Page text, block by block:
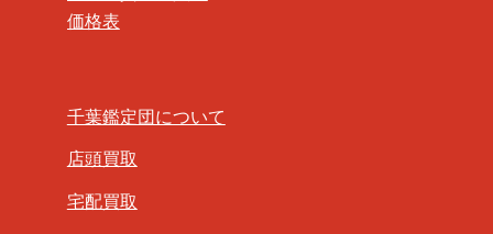
価格表
千葉鑑定団について
店頭買取
宅配買取